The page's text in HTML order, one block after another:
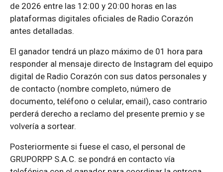
de 2026 entre las 12:00 y 20:00 horas en las
plataformas digitales oficiales de Radio Corazón
antes detalladas.
El ganador tendrá un plazo máximo de 01 hora para
responder al mensaje directo de Instagram del equipo
digital de Radio Corazón con sus datos personales y
de contacto (nombre completo, número de
documento, teléfono o celular, email), caso contrario
perderá derecho a reclamo del presente premio y se
volvería a sortear.
Posteriormente si fuese el caso, el personal de
GRUPORPP S.A.C. se pondrá en contacto vía